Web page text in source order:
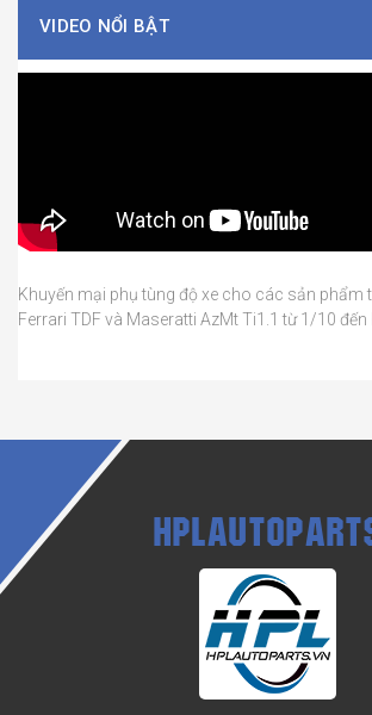
VIDEO NỔI BẬT
Khuyến mại phụ tùng độ xe cho các sản phẩm
Ferrari TDF và Maseratti AzMt Ti1.1 từ 1/10